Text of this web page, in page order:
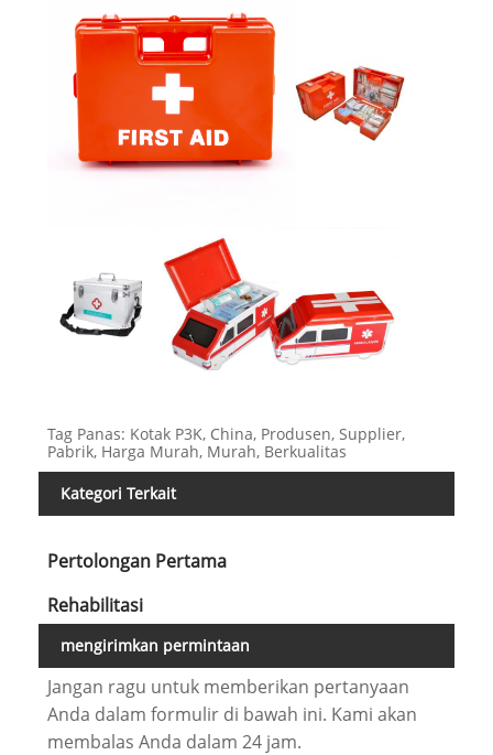
Tag Panas: Kotak P3K, China, Produsen, Supplier,
Pabrik, Harga Murah, Murah, Berkualitas
Kategori Terkait
Pertolongan Pertama
Rehabilitasi
mengirimkan permintaan
Jangan ragu untuk memberikan pertanyaan
Anda dalam formulir di bawah ini. Kami akan
membalas Anda dalam 24 jam.